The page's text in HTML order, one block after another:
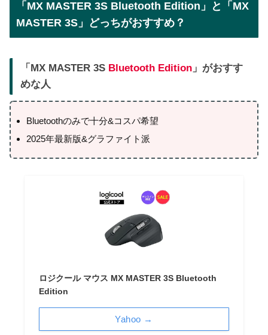
「MX MASTER 3S Bluetooth Edition」と「MX
MASTER 3S」どっちがおすすめ？
「MX MASTER 3S Bluetooth Edition 」がおすす
めな人
Bluetoothのみで十分&コスパ希望
2025年最新版&グラファイト派
ロジクール マウス MX MASTER 3S Bluetooth
Edition
Yahoo →